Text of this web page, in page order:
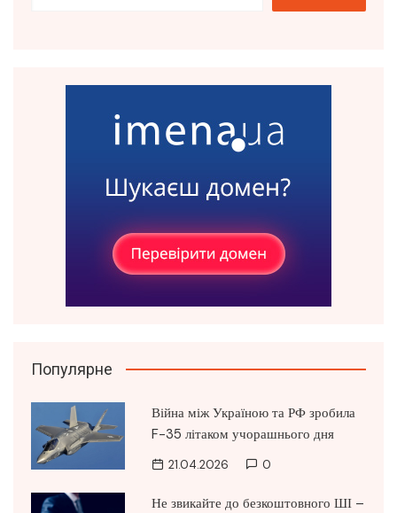
Популярне
Війна між Україною та РФ зробила
F-35 літаком учорашнього дня
21.04.2026 0
Не звикайте до безкоштовного ШІ –